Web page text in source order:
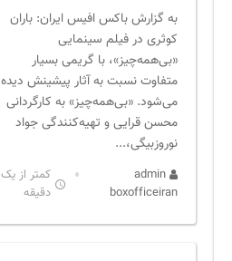
به گزارش باکس افیس ایران: باران
کوثری در فیلم سینمایی
«بی‌همه‌چیز»، با گریمی بسیار
متفاوت نسبت به آثار پیشینش دیده
می‌شود. «بی‌همه‌چیز» به کارگردانی
محسن قرایی و تهیه‌کنندگی جواد
نوروزبیگی،...
admin
boxofficeiran
کمتر از یک
دقیقه